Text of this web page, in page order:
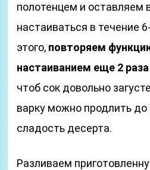
полотенцем и оставляем
настаиваться в течение
этого, повторяем
настаиванием еще 2
чтоб сок довольно
варку можно продлить до
сладость десерта.
Разливаем